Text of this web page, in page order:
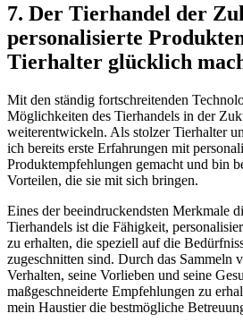
7. Der Tierhandel der‌
personalisierte
Tierhalter glücklich
Mit ​den ständig fortschreitenden
Möglichkeiten des Tierhandels in⁤ der‌
weiterentwickeln. Als stolzer ‌Tierhalter
ich bereits erste ⁣Erfahrungen mit
Produktempfehlungen gemacht und ⁤bin⁣
‍Vorteilen, die sie mit sich bringen.
Eines der ⁣beeindruckendsten Merkmale
Tierhandels ist⁢ die Fähigkeit,
zu erhalten, ‌die speziell auf ⁢die
zugeschnitten sind.‌ Durch das⁣ Sammeln
Verhalten, seine Vorlieben und seine
maßgeschneiderte Empfehlungen zu
mein Haustier die bestmögliche